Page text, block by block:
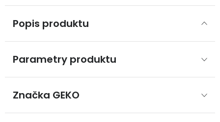
Popis produktu
Parametry produktu
Značka GEKO